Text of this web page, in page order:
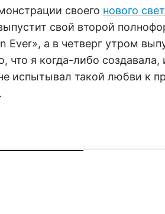
своего нового
свой второй
Ever», а в четверг утром
что я когда-либо создавала,
испытывал такой любви к